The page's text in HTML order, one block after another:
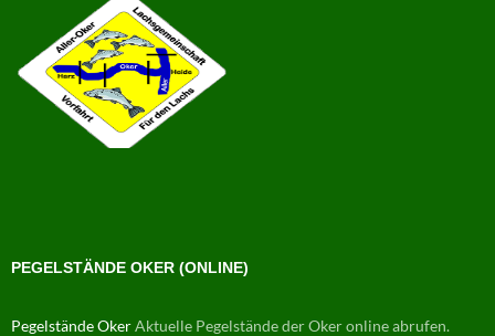
PEGELSTÄNDE OKER (ONLINE)
Pegelstände OkerAktuelle Pegelstände der Oker online abrufen.